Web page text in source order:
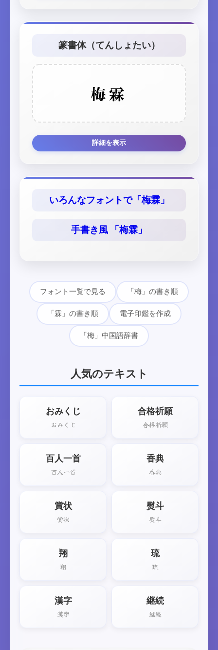
篆書体（てんしょたい）
梅霖
詳細を表示
いろんなフォントで「梅霖」
手書き風 「梅霖」
フォント一覧で見る 「梅」の書き順
「霖」の書き順 電子印鑑を作成
「梅」中国語辞書
人気のテキスト
おみくじ
おみくじ
合格祈願
合格祈願
百人一首
百人一首
香典
香典
賞状
賞状
熨斗
熨斗
翔
翔
琉
琉
漢字
漢字
継続
継続